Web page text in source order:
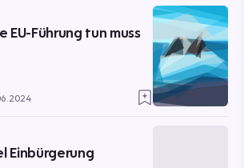
EU-Führung tun muss
Einbürgerung